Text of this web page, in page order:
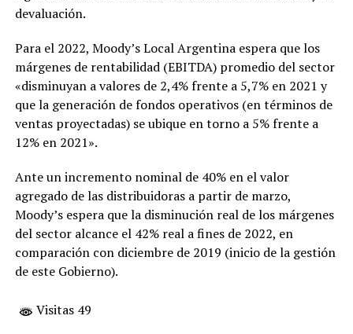
devaluación.
Para el 2022, Moody’s Local Argentina espera que los
márgenes de rentabilidad (EBITDA) promedio del sector
«disminuyan a valores de 2,4% frente a 5,7% en 2021 y
que la generación de fondos operativos (en términos de
ventas proyectadas) se ubique en torno a 5% frente a
12% en 2021».
Ante un incremento nominal de 40% en el valor
agregado de las distribuidoras a partir de marzo,
Moody’s espera que la disminución real de los márgenes
del sector alcance el 42% real a fines de 2022, en
comparación con diciembre de 2019 (inicio de la gestión
de este Gobierno).
Visitas 49